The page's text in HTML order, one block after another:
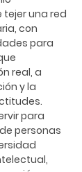
tejer una red
con
para
real, a
y la
para
personas